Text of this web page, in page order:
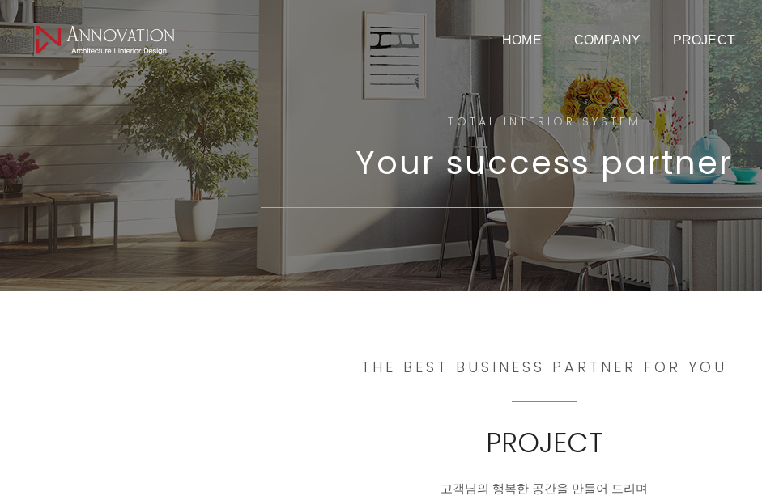
HOME COMPANY PROJECT
TOTAL INTERIOR SYSTEM
Your success partner
THE BEST BUSINESS PARTNER FOR YOU
PROJECT
고객님의 행복한 공간을 만들어 드리며